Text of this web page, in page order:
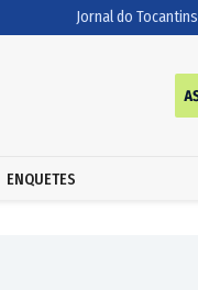
Jornal do Tocantins
ENQUETES